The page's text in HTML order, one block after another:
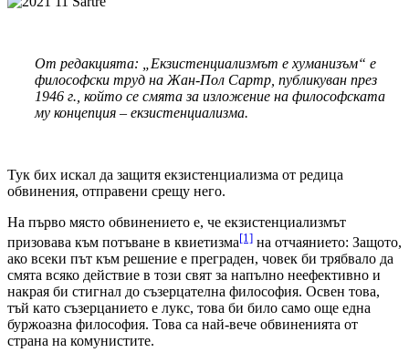
От редакцията: „Екзистенциализмът е хуманизъм“ е
философски труд на Жан-Пол Сартр, публикуван през
1946 г., който се смята за изложение на философската
му концепция – екзистенциализма.
Тук бих искал да защитя екзистенциализма от редица
обвинения, отправени срещу него.
На първо място обвинението е, че екзистенциализмът
призовава към потъване в квиетизма[1] на отчаянието: Защото,
ако всеки път към решение е преграден, човек би трябвало да
смята всяко действие в този свят за напълно неефективно и
накрая би стигнал до съзерцателна философия. Освен това,
тъй като съзерцанието е лукс, това би било само още една
буржоазна философия. Това са най-вече обвиненията от
страна на комунистите.